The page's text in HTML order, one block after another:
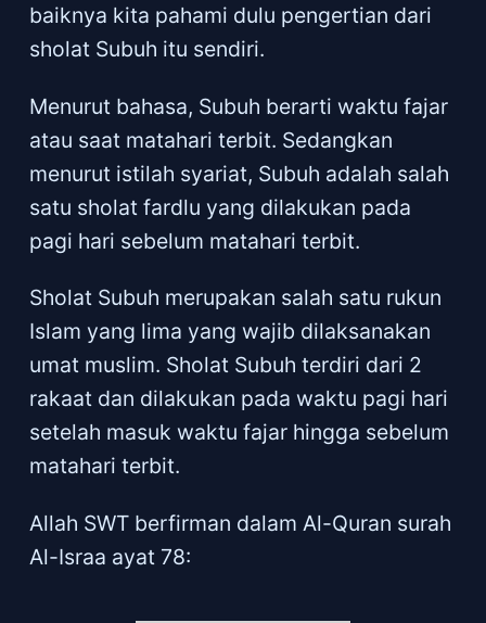
baiknya kita pahami dulu pengertian dari
sholat Subuh itu sendiri.
Menurut bahasa, Subuh berarti waktu fajar
atau saat matahari terbit. Sedangkan
menurut istilah syariat, Subuh adalah salah
satu sholat fardlu yang dilakukan pada
pagi hari sebelum matahari terbit.
Sholat Subuh merupakan salah satu rukun
Islam yang lima yang wajib dilaksanakan
umat muslim. Sholat Subuh terdiri dari 2
rakaat dan dilakukan pada waktu pagi hari
setelah masuk waktu fajar hingga sebelum
matahari terbit.
Allah SWT berfirman dalam Al-Quran surah
Al-Israa ayat 78: